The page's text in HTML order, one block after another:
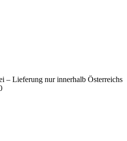
– Lieferung nur innerhalb Österreichs